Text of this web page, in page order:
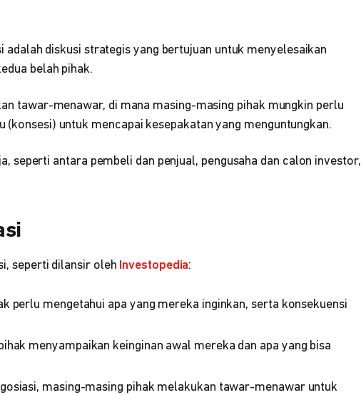
adalah diskusi strategis yang bertujuan untuk menyelesaikan
belah pihak.
tawar-menawar, di mana masing-masing pihak mungkin perlu
(konsesi) untuk mencapai kesepakatan yang menguntungkan.
seperti antara pembeli dan penjual, pengusaha dan calon investor,
seperti dilansir oleh Investopedia:
perlu mengetahui apa yang mereka inginkan, serta konsekuensi
menyampaikan keinginan awal mereka dan apa yang bisa
masing-masing pihak melakukan tawar-menawar untuk